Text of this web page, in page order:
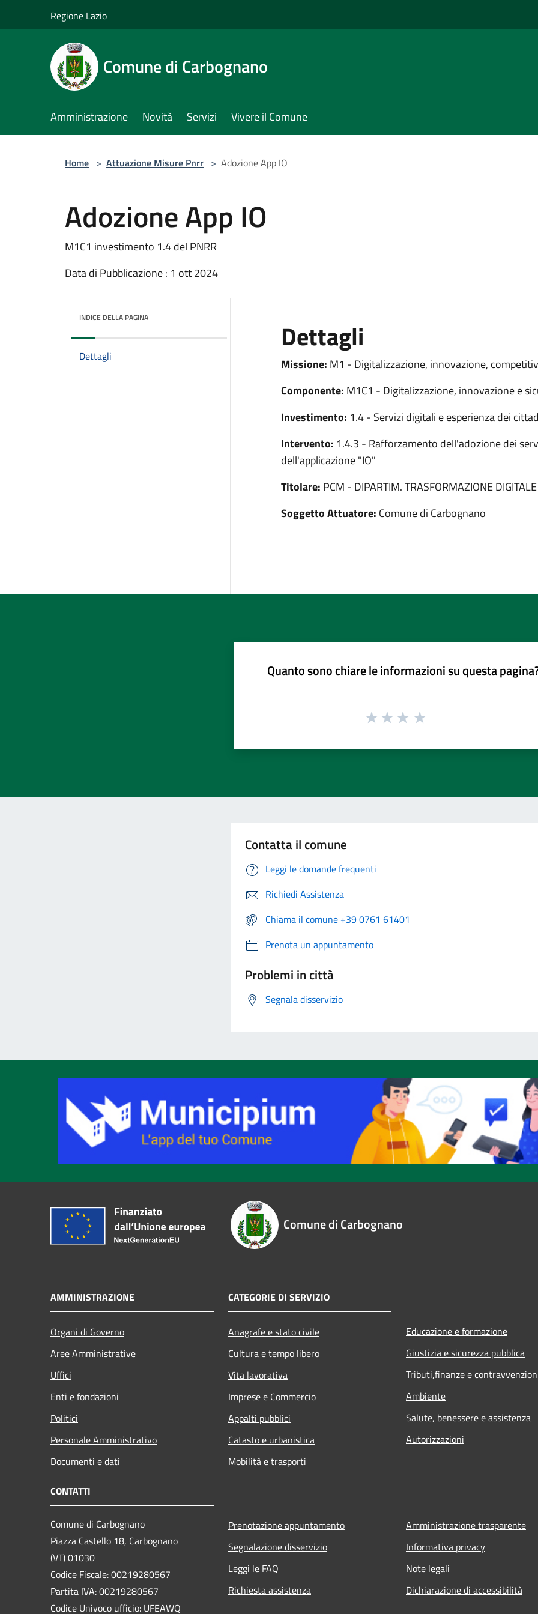
Regione Lazio
Comune di Carbognano
Amministrazione Novità Servizi Vivere il Comune
Home > Attuazione Misure Pnrr > Adozione App IO
Adozione App IO
M1C1 investimento 1.4 del PNRR
Data di Pubblicazione : 1 ott 2024
INDICE DELLA PAGINA
Dettagli
Dettagli
Missione: M1 - Digitalizzazione, innovazione,
Componente: M1C1 - Digitalizzazione, innovazione e
Investimento: 1.4 - Servizi digitali e esperienza dei
Intervento: 1.4.3 - Rafforzamento dell'adozione dei
dell'applicazione "IO"
Titolare: PCM - DIPARTIM. TRASFORMAZIONE DIGITALE
Soggetto Attuatore: Comune di Carbognano
Quanto sono chiare le informazioni su questa
Contatta il comune
Leggi le domande frequenti
Richiedi Assistenza
Chiama il comune +39 0761 61401
Prenota un appuntamento
Problemi in città
Segnala disservizio
Comune di Carbognano
AMMINISTRAZIONE
Organi di Governo
Aree Amministrative
Uffici
Enti e fondazioni
Politici
Personale Amministrativo
Documenti e dati
CATEGORIE DI SERVIZIO
Anagrafe e stato civile
Cultura e tempo libero
Vita lavorativa
Imprese e Commercio
Appalti pubblici
Catasto e urbanistica
Mobilità e trasporti
Educazione e formazione
Giustizia e sicurezza pubblica
Tributi,finanze e
Ambiente
Salute, benessere e assistenza
Autorizzazioni
CONTATTI
Comune di Carbognano
Piazza Castello 18, Carbognano
(VT) 01030
Codice Fiscale: 00219280567
Partita IVA: 00219280567
Codice Univoco ufficio: UFEAWQ
Prenotazione appuntamento
Segnalazione disservizio
Leggi le FAQ
Richiesta assistenza
Amministrazione trasparente
Informativa privacy
Note legali
Dichiarazione di accessibilità